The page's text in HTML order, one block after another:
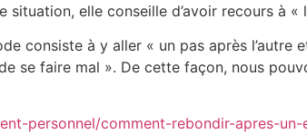
situation, elle conseille d’avoir recours à
consiste à y aller « un pas après
se faire mal ». De cette façon, nous
personnel/comment-rebondir-apres-